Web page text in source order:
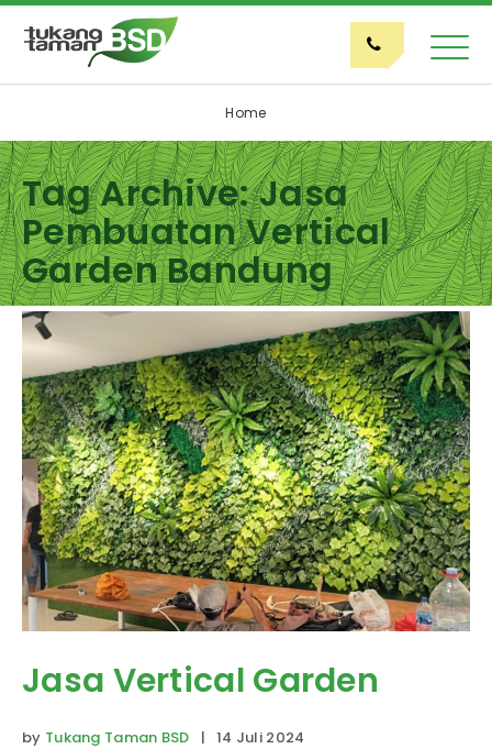
Home
Tag Archive: Jasa
Pembuatan Vertical
Garden Bandung
Jasa Vertical Garden
by Tukang Taman BSD | 14 Juli 2024